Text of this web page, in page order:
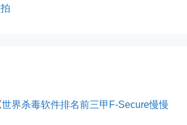
世界杀毒软件排名前三甲F-Secure慢慢